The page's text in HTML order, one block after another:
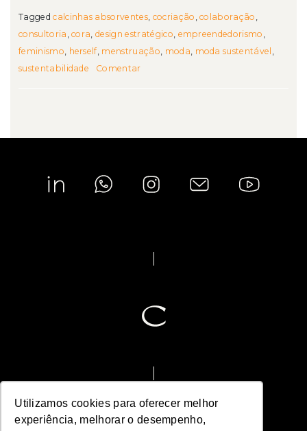
Utilizamos cookies para oferecer melhor
experiência, melhorar o desempenho,
Taggedcalcinhas absorventes, cocriação ,colaboração ,
consultoria ,cora,design estratégico, empreendedorismo ,
feminismo, herself, menstruação, moda, moda sustentável ,
sustentabilidade
Comentar